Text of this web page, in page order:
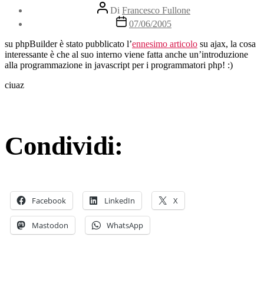
Autore
articolo
Di Francesco Fullone
Data
dell'articolo
07/06/2005
su phpBuilder è stato pubblicato l’ennesimo articolo su ajax, la cosa
interessante è che al suo interno viene fatta anche un’introduzione
alla programmazione in javascript per i programmatori php! :)
ciuaz
Condividi:
Facebook LinkedIn X
Mastodon WhatsApp